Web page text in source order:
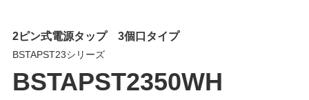
2ピン式電源タップ 3個口タイプ
BSTAPST23シリーズ
BSTAPST2350WH